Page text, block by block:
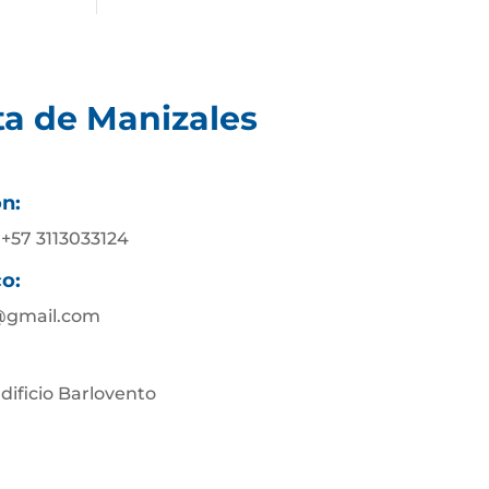
de Manizales
3113033124
Barlovento